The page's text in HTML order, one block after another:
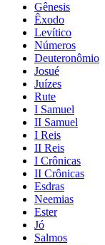
Gênesis
Êxodo
Levítico
Números
Deuteronômio
Josué
Juízes
Rute
I Samuel
II Samuel
I Reis
II Reis
I Crônicas
II Crônicas
Esdras
Neemias
Ester
Jó
Salmos